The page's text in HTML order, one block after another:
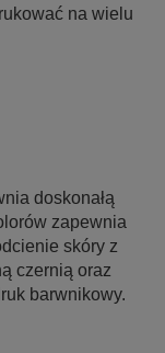
na wielu
doskonałą
zapewnia
skóry z
czernią oraz
barwnikowy.